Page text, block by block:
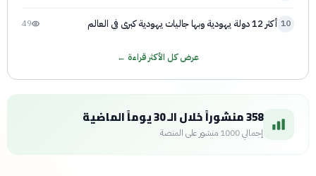
10 أكثر 12 دولة يهودية وبها جاليات يهودية كبرى في العالم 49
عرض كل الأكثر قراءة ←
358منشوراً خلال الـ 30 يوماً الماضية
إجمالي1000 منشور على المنصة